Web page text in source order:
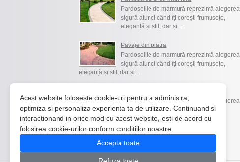
Acest website foloseste cookie-uri pentru a administra,
optimiza si personaliza experienta ta de utilizare. Continuand si
interactionand in orice mod cu acest website, esti de acord cu
folosirea cookie-urilor conform conditiilor noastre.
Accepta toate
Pardoselile de marmură reprezintă alegerea
sigură atunci când îți dorești frumusețe,
eleganță și stil, dar și ...
Pavaje din piatra
Pardoselile de marmură reprezintă alegerea
sigură atunci când îți dorești frumusețe,
eleganță și stil, dar și ...
Pardoselile de marmură reprezintă alegerea
sigură atunci când îți dorești frumusețe,
eleganță și stil, dar și ...